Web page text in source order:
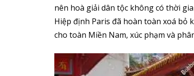
nên hoà giải dân tộc không có thời
Hiệp định Paris đã hoàn toàn xoá bỏ
cho toàn Miền Nam, xúc phạm và